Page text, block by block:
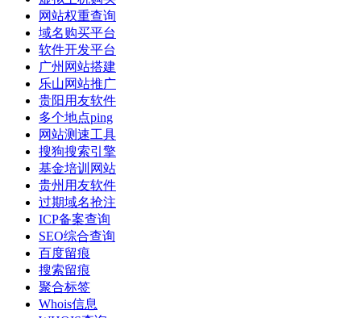
网站权重查询
域名购买平台
软件开发平台
广州网站搭建
乐山网站推广
贵阳用友软件
多个地点ping
网站测速工具
搜狗搜索引擎
基金培训网站
贵州用友软件
过期域名抢注
ICP备案查询
SEO综合查询
百度留痕
搜索留痕
聚合标签
Whois信息